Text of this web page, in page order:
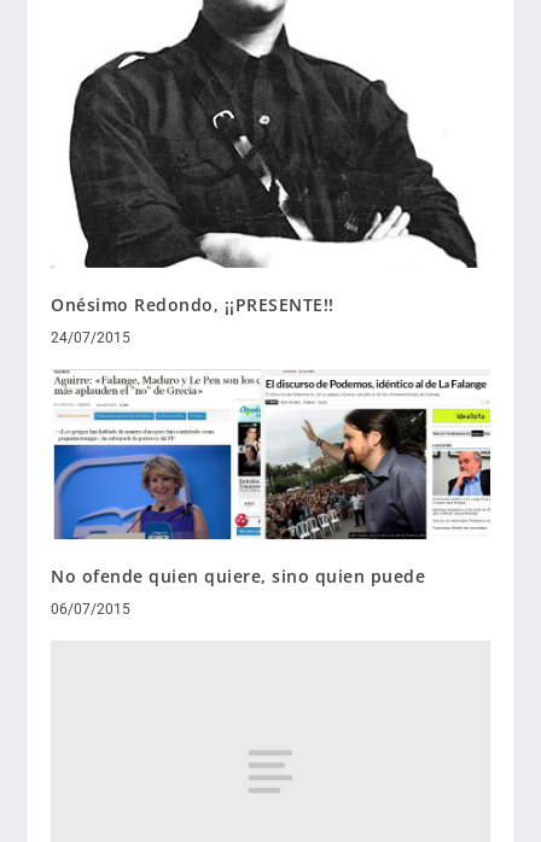
Onésimo Redondo, ¡¡PRESENTE!!
24/07/2015
No ofende quien quiere, sino quien puede
06/07/2015